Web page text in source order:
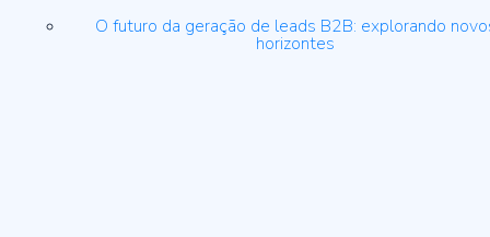
O futuro da geração de leads B2B: explorando
horizontes